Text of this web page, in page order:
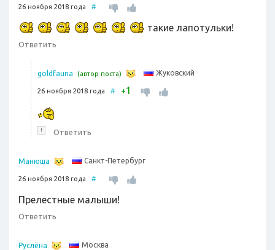
26 ноября 2018 года #
такие лапотульки!
Ответить
goldfauna (автор поста) Жуковский
26 ноября 2018 года # +1
↑ Ответить
Манюша Санкт-Петербург
26 ноября 2018 года #
Прелестные малыши!
Ответить
Руслёна Москва